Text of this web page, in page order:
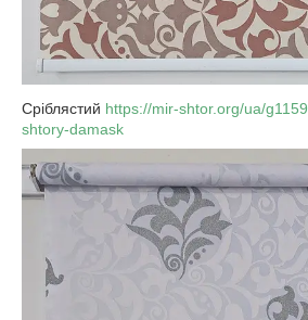
Сріблястий https://mir-shtor.org/ua/
shtory-damask